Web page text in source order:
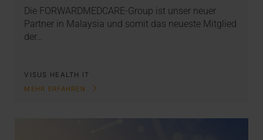
Die FORWARDMEDCARE-Group ist unser neuer
Partner in Malaysia und somit das neueste Mitglied
der…
VISUS HEALTH IT
MEHR ERFAHREN